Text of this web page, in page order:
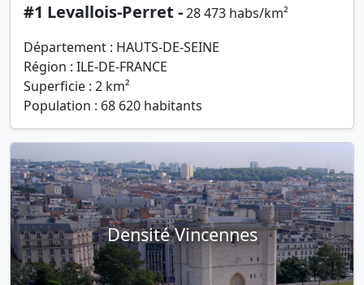
#1 Levallois-Perret -28 473 habs/km²
Département : HAUTS-DE-SEINE
Région : ILE-DE-FRANCE
Superficie : 2 km²
Population : 68 620 habitants
Densité Vincennes